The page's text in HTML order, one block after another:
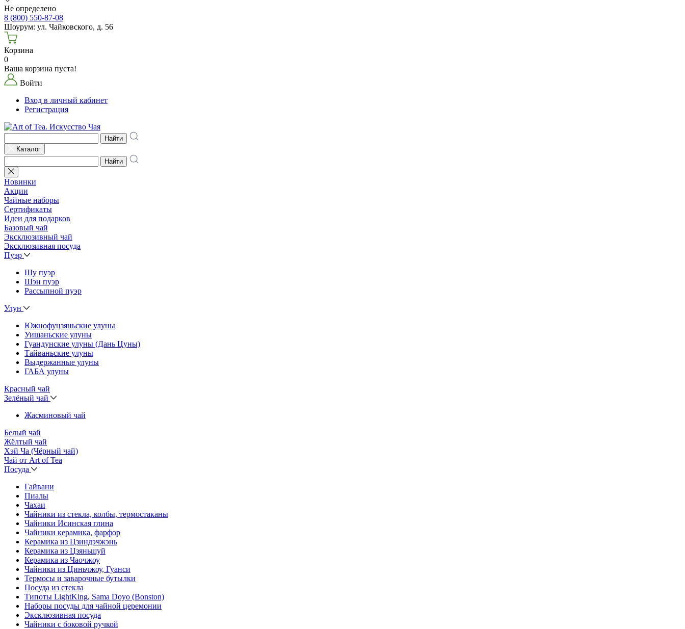
Не определено
8 (800) 550-87-08
Шоурум: ул. Чайковского, д. 56
Корзина
0
Ваша корзина пуста!
Войти
Вход в личный кабинет
Регистрация
Найти
Каталог
Найти
Новинки
Акции
Чайные наборы
Сертификаты
Идеи для подарков
Базовый чай
Эксклюзивный чай
Эксклюзивная посуда
Пуэр
Шу пуэр
Шэн пуэр
Рассыпной пуэр
Улун
Южнофуцзяньские улуны
Уишаньские улуны
Гуандунские улуны (Дань Цуны)
Тайваньские улуны
Выдержанные улуны
ГАБА улуны
Красный чай
Зелёный чай
Жасминовый чай
Белый чай
Жёлтый чай
Хэй Ча (Чёрный чай)
Чай от Art of Tea
Посуда
Гайвани
Пиалы
Чахаи
Чайники из стекла, колбы, термостаканы
Чайники Исинская глина
Чайники керамика, фарфор
Керамика из Цзиндэчжэнь
Керамика из Цзяньшуй
Керамика из Чаочжоу
Чайники из Циньчжоу, Гуанси
Термосы и заварочные бутылки
Посуда из стекла
Типоты LightKing, Sama Doyo (Bonston)
Наборы посуды для чайной церемонии
Эксклюзивная посуда
Чайники с боковой ручкой